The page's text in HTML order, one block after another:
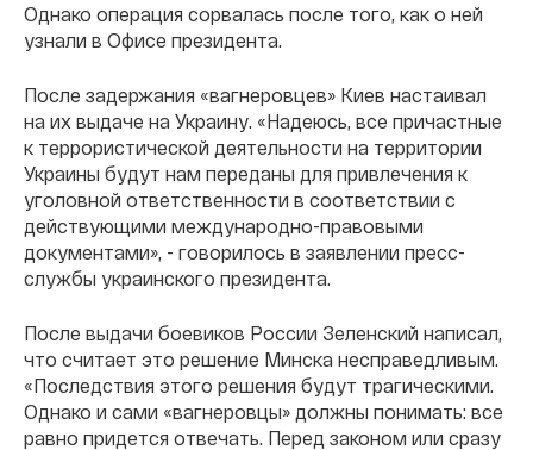
Однако операция сорвалась после того, как о ней
узнали в Офисе президента.
После задержания «вагнеровцев» Киев настаивал
на их выдаче на Украину. «Надеюсь, все причастные
к террористической деятельности на территории
Украины будут нам переданы для привлечения к
уголовной ответственности в соответствии с
действующими международно-правовыми
документами», - говорилось в заявлении пресс-
службы украинского президента.
После выдачи боевиков России Зеленский написал,
что считает это решение Минска несправедливым.
«Последствия этого решения будут трагическими.
Однако и сами «вагнеровцы» должны понимать: все
равно придется отвечать. Перед законом или сразу